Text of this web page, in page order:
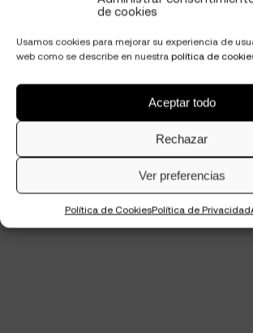
de cookies
Usamos cookies para mejorar su experiencia de
web como se describe en nuestra política de
Aceptar todo
Rechazar
Ver preferencias
Política de CookiesPolítica de Privacidad